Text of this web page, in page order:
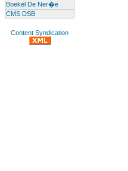
Boekel De Ner�e
CMS DSB
Content Syndication